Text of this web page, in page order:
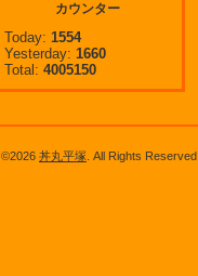
カウンター
Today: 1554
Yesterday: 1660
Total: 4005150
©2026 丼丸平塚 . All Rights Reserved.